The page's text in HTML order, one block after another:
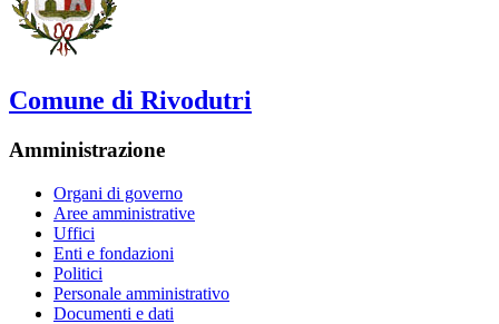
Comune di Rivodutri
Amministrazione
Organi di governo
Aree amministrative
Uffici
Enti e fondazioni
Politici
Personale amministrativo
Documenti e dati